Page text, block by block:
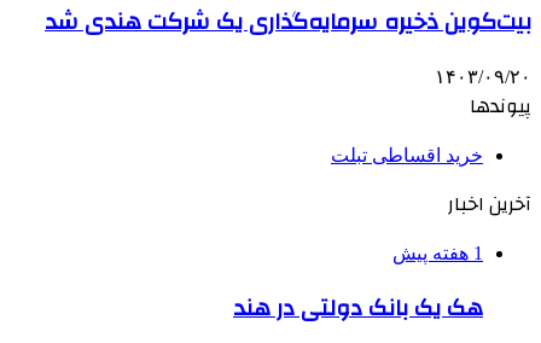
بیت‌کوین ذخیره سرمایه‌گذاری یک شرکت هندی شد
۱۴۰۳/۰۹/۲۰
پیوندها
خرید اقساطی تبلت
آخرین اخبار
1 هفته پیش
هک یک بانک دولتی در هند